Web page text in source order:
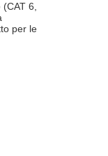
6,
per le